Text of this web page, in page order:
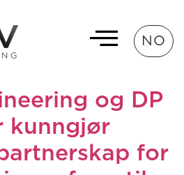
NO
og DP
kunngjør
for